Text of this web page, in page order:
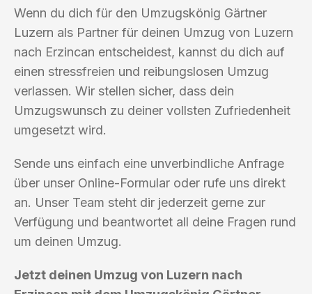
Wenn du dich für den Umzugskönig Gärtner
Luzern als Partner für deinen Umzug von Luzern
nach Erzincan entscheidest, kannst du dich auf
einen stressfreien und reibungslosen Umzug
verlassen. Wir stellen sicher, dass dein
Umzugswunsch zu deiner vollsten Zufriedenheit
umgesetzt wird.
Sende uns einfach eine unverbindliche Anfrage
über unser Online-Formular oder rufe uns direkt
an. Unser Team steht dir jederzeit gerne zur
Verfügung und beantwortet all deine Fragen rund
um deinen Umzug.
Jetzt deinen Umzug von Luzern nach